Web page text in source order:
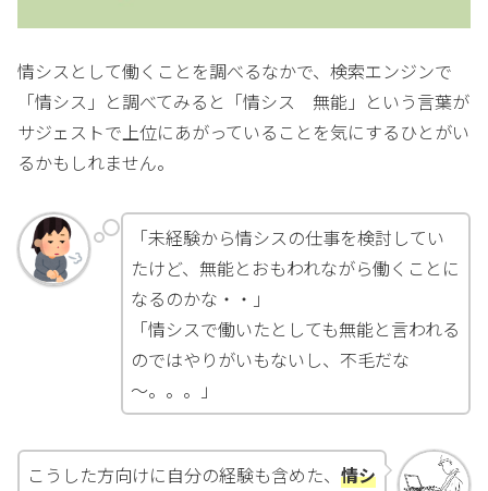
情シスとして働くことを調べるなかで、検索エンジンで
「情シス」と調べてみると「情シス 無能」という言葉が
サジェストで上位にあがっていることを気にするひとがい
るかもしれません。
「未経験から情シスの仕事を検討してい
たけど、無能とおもわれながら働くことに
なるのかな・・」
「情シスで働いたとしても無能と言われる
のではやりがいもないし、不毛だな
～。。。」
こうした方向けに自分の経験も含めた、 情シ